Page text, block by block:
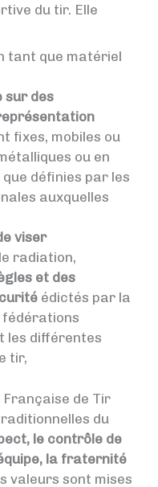
du tir. Elle
tant que matériel
sur des
fixes, mobiles ou
ou en
définies par les
auxquelles
viser
radiation,
et des
édictés par la
fédérations
les différentes
tir,
de Tir
du
le contrôle de
la fraternité
valeurs sont mises